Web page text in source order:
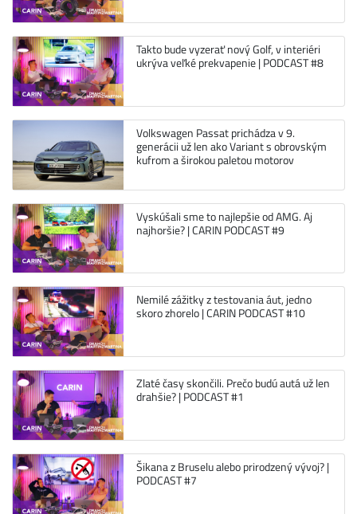
Takto bude vyzerať nový Golf, v interiéri
ukrýva veľké prekvapenie | PODCAST #8
Volkswagen Passat prichádza v 9.
generácii už len ako Variant s obrovským
kufrom a širokou paletou motorov
Vyskúšali sme to najlepšie od AMG. Aj
najhoršie? | CARIN PODCAST #9
Nemilé zážitky z testovania áut, jedno
skoro zhorelo | CARIN PODCAST #10
Zlaté časy skončili. Prečo budú autá už len
drahšie? | PODCAST #1
Šikana z Bruselu alebo prirodzený vývoj? |
PODCAST #7